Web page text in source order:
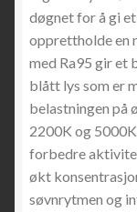
døgnet for å gi
opprettholde en
med Ra95 gir et
blått lys som er
belastningen på
2200K og
forbedre
økt
søvnrytmen og